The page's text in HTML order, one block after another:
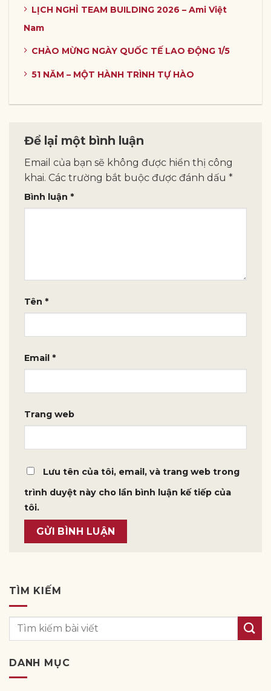
LỊCH NGHỈ TEAM BUILDING 2026 – Ami Việt
Nam
CHÀO MỪNG NGÀY QUỐC TẾ LAO ĐỘNG 1/5
51 NĂM – MỘT HÀNH TRÌNH TỰ HÀO
Để lại một bình luận
Email của bạn sẽ không được hiển thị công
khai. Các trường bắt buộc được đánh dấu *
Bình luận *
Tên *
Email *
Trang web
Lưu tên của tôi, email, và trang web trong
trình duyệt này cho lần bình luận kế tiếp của
tôi.
TÌM KIẾM
DANH MỤC